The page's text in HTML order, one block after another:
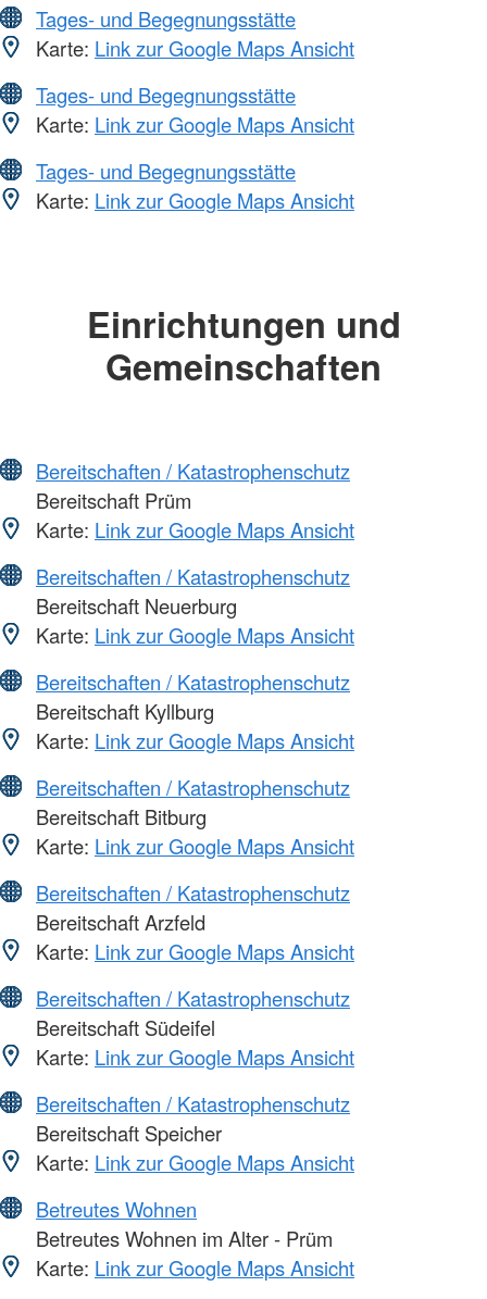
Tages- und Begegnungsstätte
Karte: Link zur Google Maps Ansicht
Tages- und Begegnungsstätte
Karte: Link zur Google Maps Ansicht
Tages- und Begegnungsstätte
Karte: Link zur Google Maps Ansicht
Einrichtungen und
Gemeinschaften
Bereitschaften / Katastrophenschutz
Bereitschaft Prüm
Karte: Link zur Google Maps Ansicht
Bereitschaften / Katastrophenschutz
Bereitschaft Neuerburg
Karte: Link zur Google Maps Ansicht
Bereitschaften / Katastrophenschutz
Bereitschaft Kyllburg
Karte: Link zur Google Maps Ansicht
Bereitschaften / Katastrophenschutz
Bereitschaft Bitburg
Karte: Link zur Google Maps Ansicht
Bereitschaften / Katastrophenschutz
Bereitschaft Arzfeld
Karte: Link zur Google Maps Ansicht
Bereitschaften / Katastrophenschutz
Bereitschaft Südeifel
Karte: Link zur Google Maps Ansicht
Bereitschaften / Katastrophenschutz
Bereitschaft Speicher
Karte: Link zur Google Maps Ansicht
Betreutes Wohnen
Betreutes Wohnen im Alter - Prüm
Karte: Link zur Google Maps Ansicht